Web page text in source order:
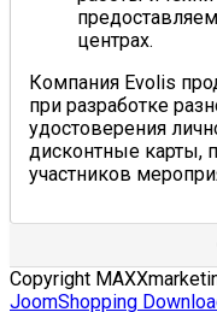
центрах.
Компания Evolis
при разработке
удостоверения
дисконтные карты,
участников
Copyright
JoomShopping